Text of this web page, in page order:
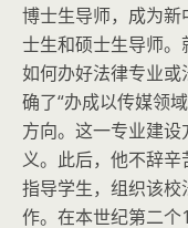
博士生导师，成为新
士生和硕士生导师
如何办好法律专业
确了“办成以传媒领
方向。这一专业建
义。此后，他不辞辛
指导学生，组织该
作。在本世纪第二